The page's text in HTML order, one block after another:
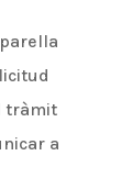
tràmit
a